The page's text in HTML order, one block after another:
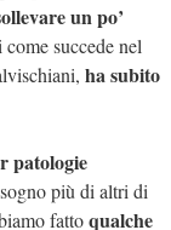
un po’
come succede nel
ha subito
patologie
più di altri di
fattoqualche